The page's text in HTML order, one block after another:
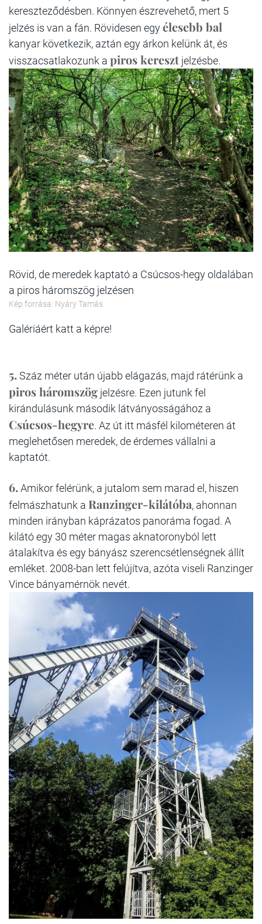
kereszteződésben. Könnyen észrevehető, mert 5
jelzés is van a fán. Rövidesen egyélesebb bal
kanyar következik, aztán egy árkon kelünk át, és
visszacsatlakozunk a piros kereszt jelzésbe.
Rövid, de meredek kaptató a Csúcsos-hegy oldalában
a piros háromszög jelzésen
Kép forrása: Nyáry Tamás
Galériáért katt a képre!
5.Száz méter után újabb elágazás, majd rátérünk a
piros háromszög jelzésre. Ezen jutunk fel
kirándulásunk második látványosságához a
Csúcsos-hegyre. Az út itt másfél kilométeren át
meglehetősen meredek, de érdemes vállalni a
kaptatót.
6.Amikor felérünk, a jutalom sem marad el, hiszen
felmászhatunk a Ranzinger-kilátóba, ahonnan
minden irányban káprázatos panoráma fogad. A
kilátó egy 30 méter magas aknatoronyból lett
átalakítva és egy bányász szerencsétlenségnek állít
emléket. 2008-ban lett felújítva, azóta viseli Ranzinger
Vince bányamérnök nevét.